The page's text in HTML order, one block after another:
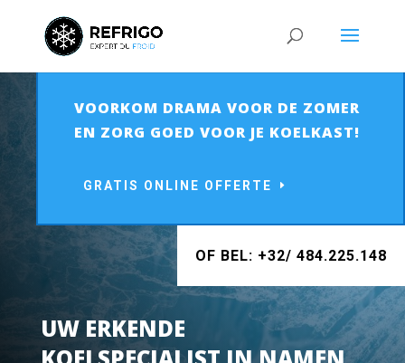
VOORKOM DRAMA VOOR DE ZOMER
EN ZORG GOED VOOR JE KOELKAST!
GRATIS ONLINE OFFERTE
OF BEL: +32/ 484.225.148
UW ERKENDE